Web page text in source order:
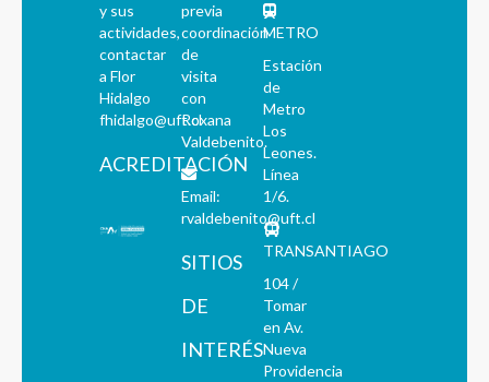
y sus
actividades,
contactar
a Flor
Hidalgo
fhidalgo@uft.cl
ACREDITACIÓN
previa
coordinación
de
visita
con
Roxana
Valdebenito.
Email:
rvaldebenito@uft.cl
SITIOS
DE
INTERÉS
METRO
Estación
de
Metro
Los
Leones.
Línea
1/6.
TRANSANTIAGO
104 /
Tomar
en Av.
Nueva
Providencia